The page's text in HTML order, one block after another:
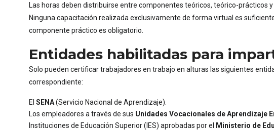
Las horas deben distribuirse entre componentes teóricos, teórico-prácticos
Ninguna capacitación realizada exclusivamente de forma virtual es
componente práctico es obligatorio.
Entidades habilitadas para
Solo pueden certificar trabajadores en trabajo en alturas las siguientes
correspondiente:
El SENA(Servicio Nacional de Aprendizaje).
Los empleadores a través de sus Unidades Vocacionales de Aprendizaje
Instituciones de Educación Superior (IES) aprobadas por el
Ministerio de